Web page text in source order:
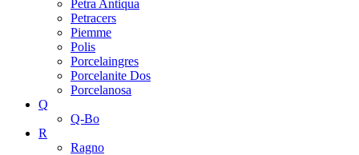
Petra Antiqua
Petracers
Piemme
Polis
Porcelaingres
Porcelanite Dos
Porcelanosa
Q
Q-Bo
R
Ragno